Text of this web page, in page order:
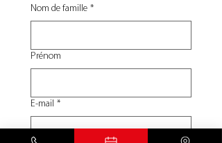
Nom de famille *
Prénom
E‑mail *